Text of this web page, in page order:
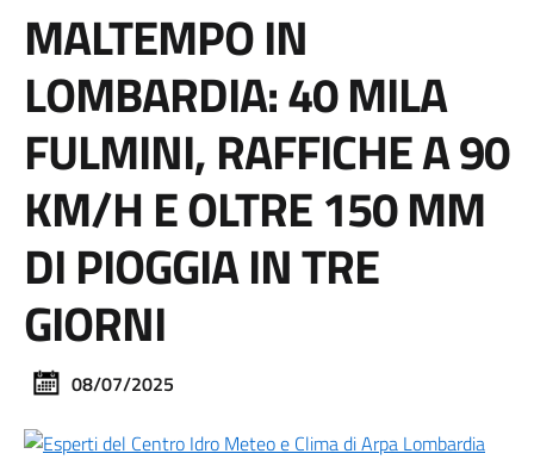
MALTEMPO IN
LOMBARDIA: 40 MILA
FULMINI, RAFFICHE A 90
KM/H E OLTRE 150 MM
DI PIOGGIA IN TRE
GIORNI
08/07/2025